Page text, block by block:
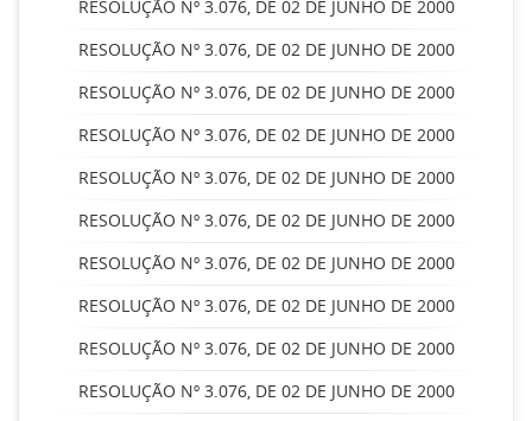
RESOLUÇÃO Nº 3.076, DE 02 DE JUNHO DE 2000
RESOLUÇÃO Nº 3.076, DE 02 DE JUNHO DE 2000
RESOLUÇÃO Nº 3.076, DE 02 DE JUNHO DE 2000
RESOLUÇÃO Nº 3.076, DE 02 DE JUNHO DE 2000
RESOLUÇÃO Nº 3.076, DE 02 DE JUNHO DE 2000
RESOLUÇÃO Nº 3.076, DE 02 DE JUNHO DE 2000
RESOLUÇÃO Nº 3.076, DE 02 DE JUNHO DE 2000
RESOLUÇÃO Nº 3.076, DE 02 DE JUNHO DE 2000
RESOLUÇÃO Nº 3.076, DE 02 DE JUNHO DE 2000
RESOLUÇÃO Nº 3.076, DE 02 DE JUNHO DE 2000